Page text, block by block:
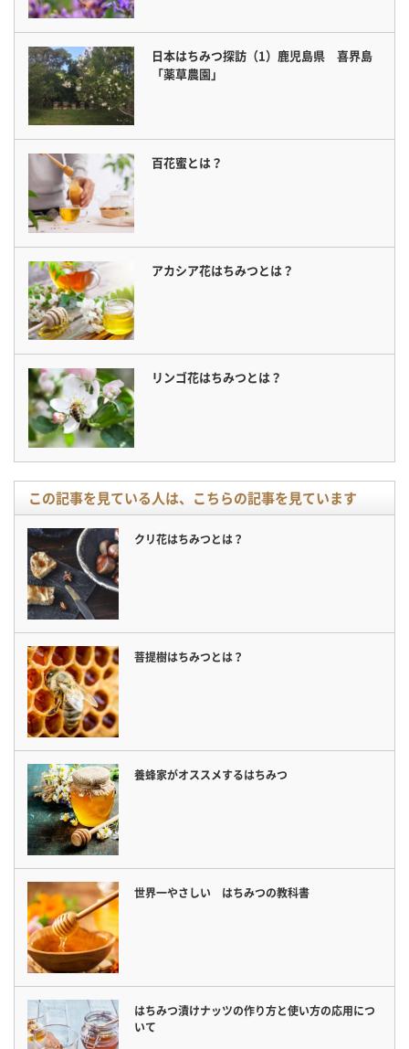
日本はちみつ探訪（1）鹿児島県 喜界島
「薬草農園」
百花蜜とは？
アカシア花はちみつとは？
リンゴ花はちみつとは？
この記事を見ている人は、こちらの記事を見ています
クリ花はちみつとは？
菩提樹はちみつとは？
養蜂家がオススメするはちみつ
世界一やさしい はちみつの教科書
はちみつ漬けナッツの作り方と使い方の応用につ
いて